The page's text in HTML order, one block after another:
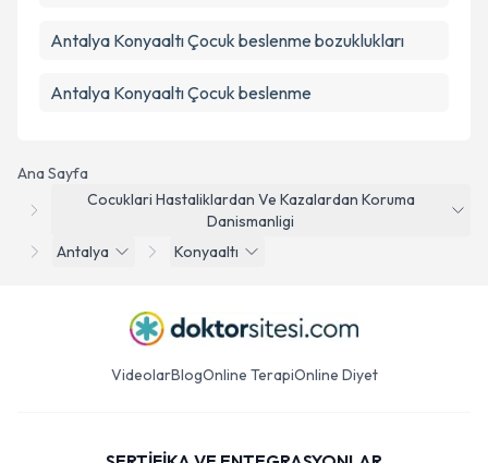
Ana Sayfa
Cocuklari Hastaliklardan Ve Kazalardan Koruma
Danismanligi
Antalya
Konyaaltı
Antalya Konyaaltı Çocuk beslenme bozuklukları
Antalya Konyaaltı Çocuk beslenme
VideolarBlogOnline TerapiOnline Diyet